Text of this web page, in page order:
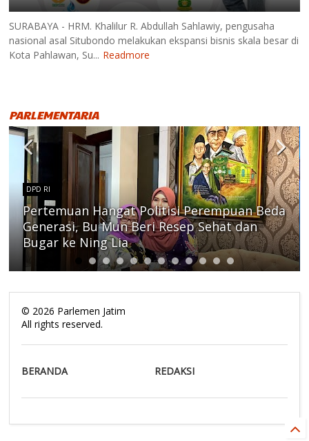
SURABAYA - HRM. Khalilur R. Abdullah Sahlawiy, pengusaha
nasional asal Situbondo melakukan ekspansi bisnis skala besar di
Kota Pahlawan, Su... Readmore
PARLEMENTARIA
DPD RI
Pertemuan Hangat Politisi Perempuan Beda
Generasi, Bu Mun Beri Resep Sehat dan
Bugar ke Ning Lia
© 2026 Parlemen Jatim
All rights reserved.
BERANDA REDAKSI